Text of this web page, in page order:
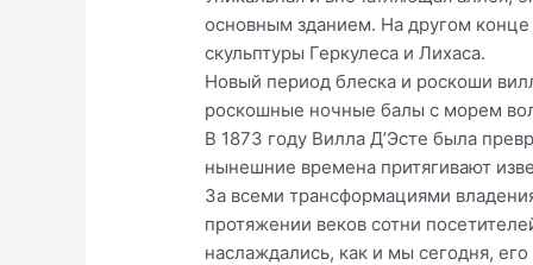
основным зданием. На другом конце
скульптуры Геркулеса и Лихаса.
Новый период блеска и роскоши
роскошные ночные балы с морем
В 1873 году Вилла Д’Эсте была
нынешние времена притягивают
За всеми трансформациями
протяжении веков сотни
наслаждались, как и мы сегодня,